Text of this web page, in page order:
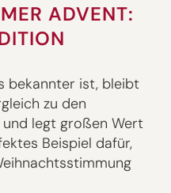
ADVENT:
bekannter ist, bleibt
zu den
legt großen Wert
Beispiel dafür,